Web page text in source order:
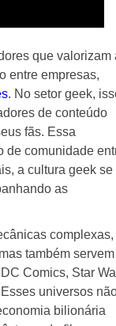
que valorizam
entre empresas,
. No setor geek,
de conteúdo
fãs. Essa
de comunidade
a cultura geek se
as
complexas,
também servem
Comics, Star
universos
bilionária